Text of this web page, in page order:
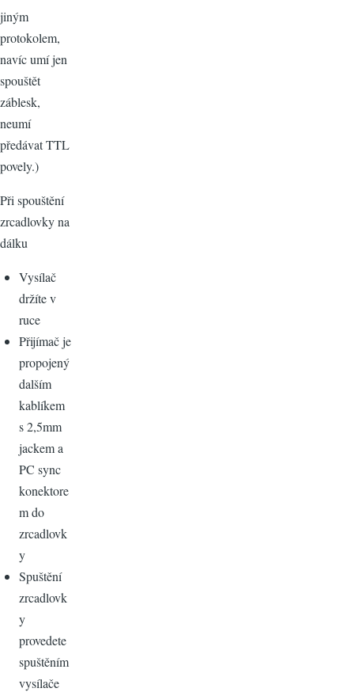
jiným
protokolem,
navíc umí jen
spouštět
záblesk,
neumí
předávat TTL
povely.)
Při spouštění
zrcadlovky na
dálku
Vysílač
držíte v
ruce
Přijímač je
propojený
dalším
kablíkem
s 2,5mm
jackem a
PC sync
konektore
m do
zrcadlovk
y
Spuštění
zrcadlovk
y
provedete
spuštěním
vysílače